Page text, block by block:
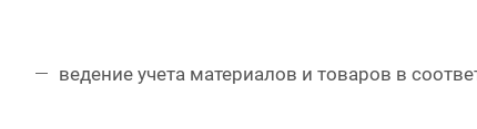
ведение учета материалов и товаров в